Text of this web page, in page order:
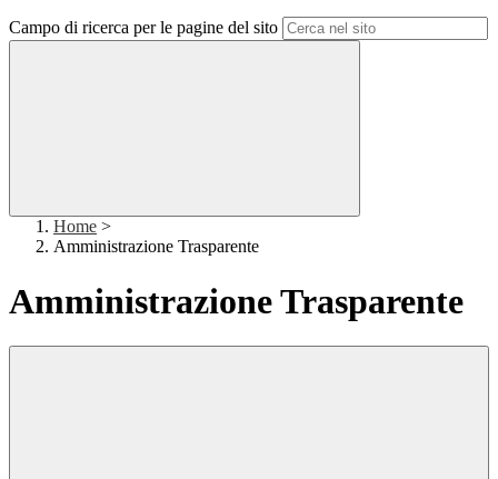
Campo di ricerca per le pagine del sito
Home >
Amministrazione Trasparente
Amministrazione Trasparente